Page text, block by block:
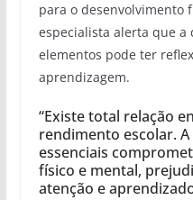
para o desenvolvimento
especialista alerta que a
elementos pode ter
aprendizagem.
“Existe total relação
rendimento escolar.
essenciais
físico e mental,
atenção e